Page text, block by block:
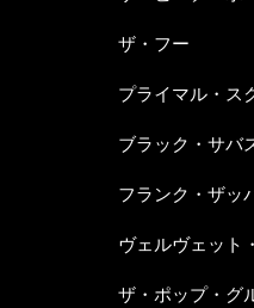
ザ・フー
プライマル・ス
ブラック・サバ
フランク・ザッ
ヴェルヴェット
ザ・ポップ・グ